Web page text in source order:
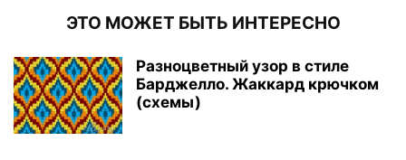
ЭТО МОЖЕТ БЫТЬ ИНТЕРЕСНО
Разноцветный узор в стиле
Барджелло. Жаккард крючком
(схемы)